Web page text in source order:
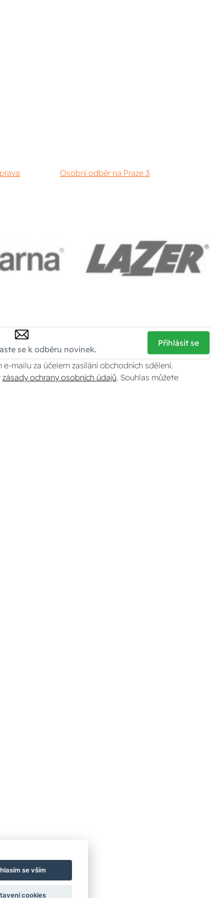
Osobní odběr na Praze 3
Přihlásit se
e-mailu za účelem zasílání obchodních sdělení.
zásady ochrany osobních údajů. Souhlas můžete
se vším
cookies